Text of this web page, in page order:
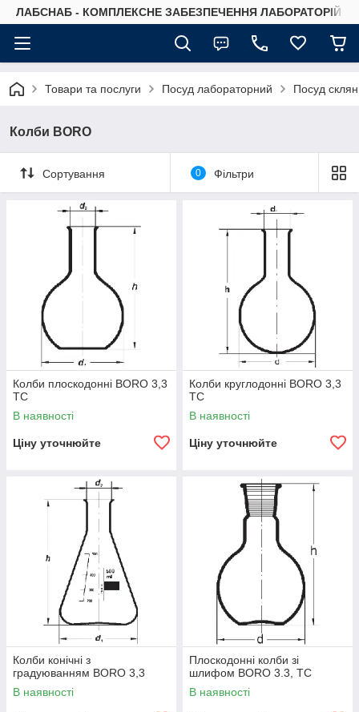
ЛАБСНАБ - КОМПЛЕКСНЕ ЗАБЕЗПЕЧЕННЯ ЛАБОРАТОРІЙ
Товари та послуги Посуд лабораторний Посуд
Колби BORO
Сортування 0 Фільтри
Колби плоскодонні BORO 3,3
ТС
В наявності
Ціну уточнюйте
Колби круглодонні BORO 3,3
ТС
В наявності
Ціну уточнюйте
Колби конічні з
градуюванням BORO 3,3
В наявності
Плоскодонні колби зі
шлифом BORO 3.3, TC
В наявності